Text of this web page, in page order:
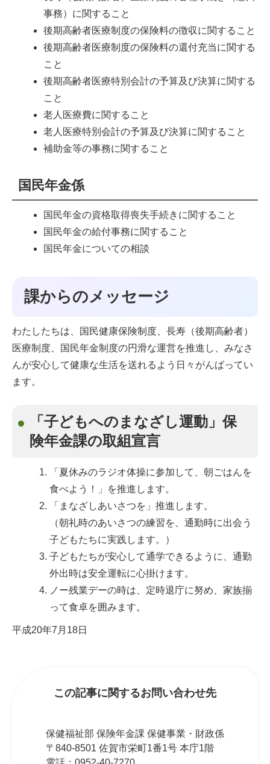
事務）に関すること
後期高齢者医療制度の保険料の徴収に関すること
後期高齢者医療制度の保険料の還付充当に関する
こと
後期高齢者医療特別会計の予算及び決算に関する
こと
老人医療費に関すること
老人医療特別会計の予算及び決算に関すること
補助金等の事務に関すること
国民年金係
国民年金の資格取得喪失手続きに関すること
国民年金の給付事務に関すること
国民年金についての相談
課からのメッセージ
わたしたちは、国民健康保険制度、長寿（後期高齢者）
医療制度、国民年金制度の円滑な運営を推進し、みなさ
んが安心して健康な生活を送れるよう日々がんばってい
ます。
「子どもへのまなざし運動」保
険年金課の取組宣言
「夏休みのラジオ体操に参加して、朝ごはんを
食べよう！」を推進します。
「まなざしあいさつを」推進します。
（朝礼時のあいさつの練習を、通勤時に出会う
子どもたちに実践します。）
子どもたちが安心して通学できるように、通勤
外出時は安全運転に心掛けます。
ノー残業デーの時は、定時退庁に努め、家族揃
って食卓を囲みます。
平成20年7月18日
この記事に関するお問い合わせ先
保健福祉部 保険年金課 保健事業・財政係
〒840-8501 佐賀市栄町1番1号 本庁1階